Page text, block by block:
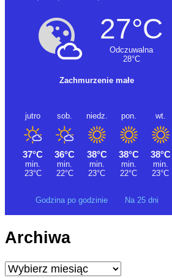
Godzina po godzinie Na 25 dni
Archiwa
Archiwa